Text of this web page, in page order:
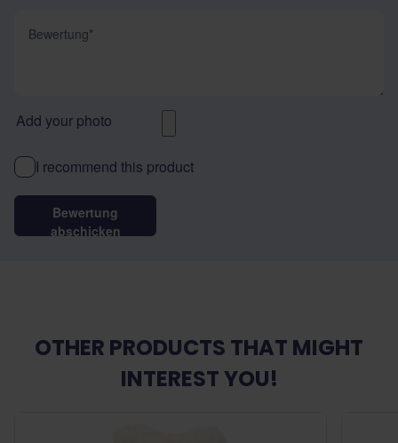
Add your photo
I recommend this product
Bewertung
abschicken
OTHER PRODUCTS THAT MIGHT
INTEREST YOU!